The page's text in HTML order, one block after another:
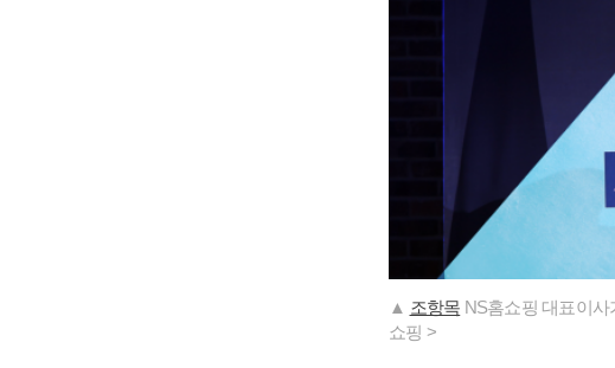
▲ 조항목 NS홈쇼핑 대표이사
쇼핑 >